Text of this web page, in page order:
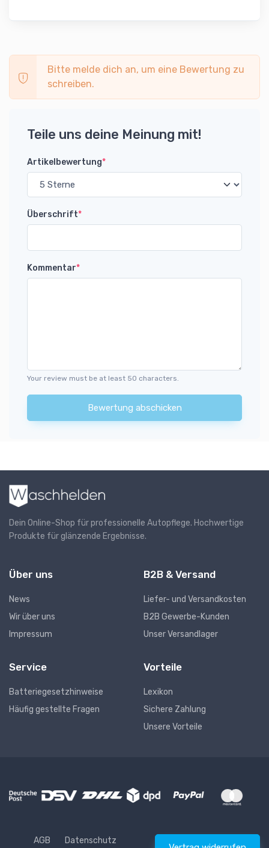
Bitte melde dich an, um eine Bewertung zu
schreiben.
Teile uns deine Meinung mit!
Artikelbewertung*
Überschrift*
Kommentar*
Your review must be at least 50 characters.
Bewertung abschicken
Dein Online-Shop für professionelle Autopflege. Hochwertige
Produkte für glänzende Ergebnisse.
Über uns
News
Wir über uns
Impressum
B2B & Versand
Liefer- und Versandkosten
B2B Gewerbe-Kunden
Unser Versandlager
Service
Batteriegesetzhinweise
Häufig gestellte Fragen
Vorteile
Lexikon
Sichere Zahlung
Unsere Vorteile
AGB Datenschutz